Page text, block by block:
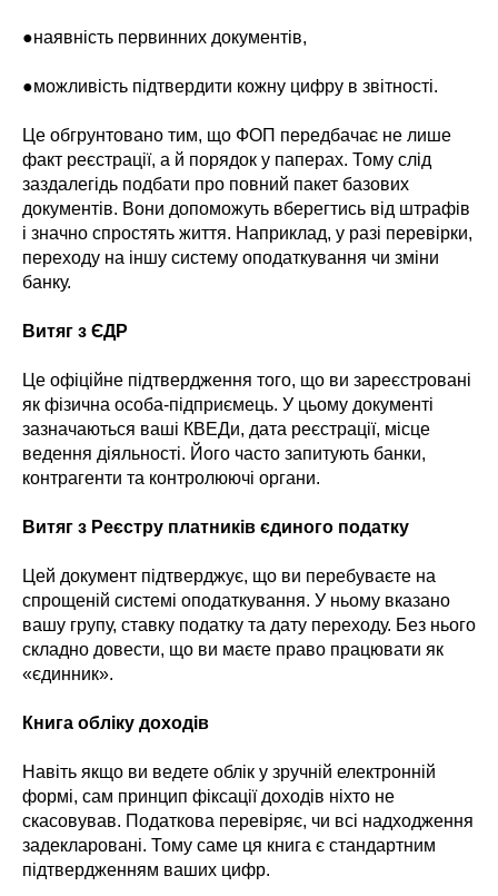
●наявність первинних документів,
●можливість підтвердити кожну цифру в звітності.
Це обгрунтовано тим, що ФОП передбачає не лише
факт реєстрації, а й порядок у паперах. Тому слід
заздалегідь подбати про повний пакет базових
документів. Вони допоможуть вберегтись від штрафів
і значно спростять життя. Наприклад, у разі перевірки,
переходу на іншу систему оподаткування чи зміни
банку.
Витяг з ЄДР
Це офіційне підтвердження того, що ви зареєстровані
як фізична особа-підприємець. У цьому документі
зазначаються ваші КВЕДи, дата реєстрації, місце
ведення діяльності. Його часто запитують банки,
контрагенти та контролюючі органи.
Витяг з Реєстру платників єдиного податку
Цей документ підтверджує, що ви перебуваєте на
спрощеній системі оподаткування. У ньому вказано
вашу групу, ставку податку та дату переходу. Без нього
складно довести, що ви маєте право працювати як
«єдинник».
Книга обліку доходів
Навіть якщо ви ведете облік у зручній електронній
формі, сам принцип фіксації доходів ніхто не
скасовував. Податкова перевіряє, чи всі надходження
задекларовані. Тому саме ця книга є стандартним
підтвердженням ваших цифр.